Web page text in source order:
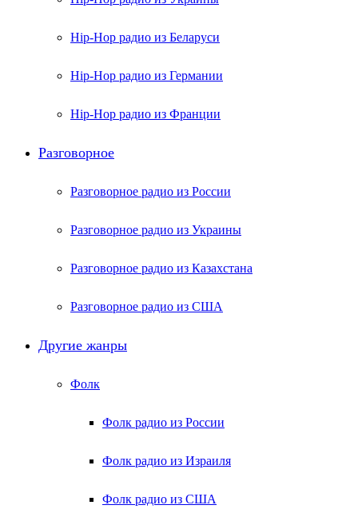
Hip-Hop радио из Беларуси
Hip-Hop радио из Германии
Hip-Hop радио из Франции
Разговорное
Разговорное радио из России
Разговорное радио из Украины
Разговорное радио из Казахстана
Разговорное радио из США
Другие жанры
Фолк
Фолк радио из России
Фолк радио из Израиля
Фолк радио из США